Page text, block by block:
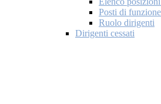
Posti di
Ruolo dirigenti
Dirigenti cessati